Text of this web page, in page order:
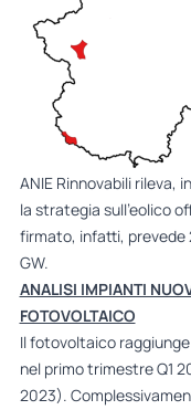
ANIE Rinnovabili rileva,
la strategia sull’eolico
firmato, infatti, prevede
GW.
ANALISI IMPIANTI
FOTOVOLTAICO
Il fotovoltaico
nel primo trimestre Q1
2023).